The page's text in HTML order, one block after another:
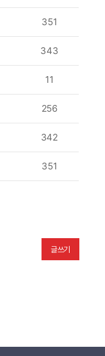
351
343
11
256
342
351
글쓰기